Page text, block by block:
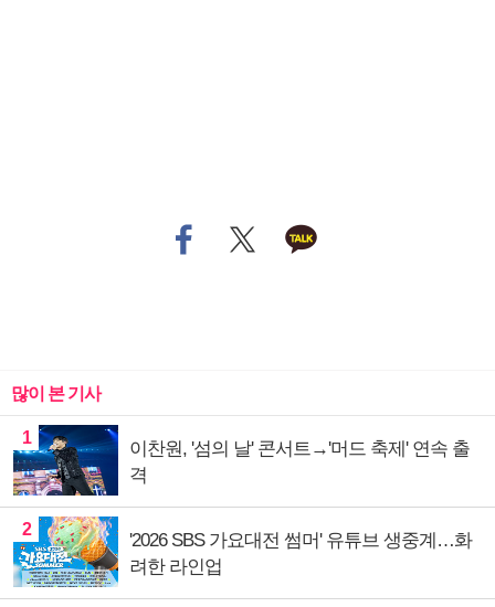
많이 본 기사
1
이찬원, '섬의 날' 콘서트→'머드 축제' 연속 출
격
2
'2026 SBS 가요대전 썸머' 유튜브 생중계…화
려한 라인업